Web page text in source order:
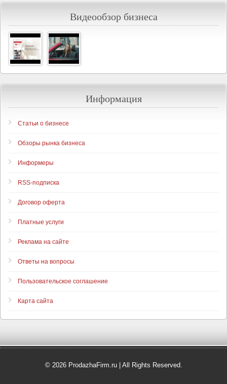
Видеообзор бизнеса
Информация
Статьи о бизнесе
Обзоры рынка бизнеса
Информеры
RSS-подписка
Договор оферта
Платные услуги
Реклама на сайте
Ответы на вопросы
Пользовательское соглашение
Карта сайта
© 2026 ProdazhaFirm.ru | All Rights Reserved.